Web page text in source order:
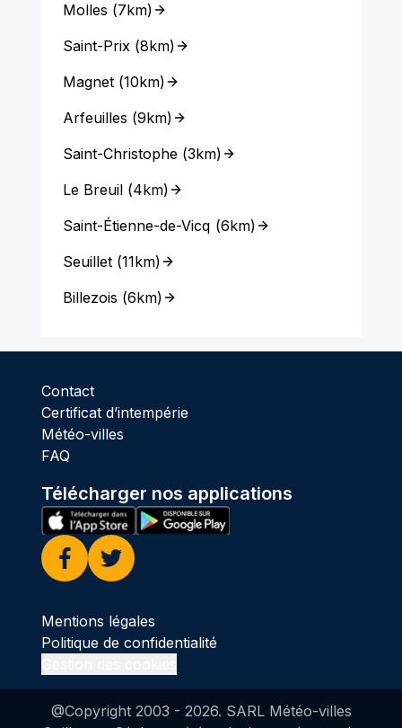
Molles (7km)
Saint-Prix(8km)
Magnet(10km)
Arfeuilles (9km)
Saint-Christophe(3km)
Le Breuil(4km)
Saint-Étienne-de-Vicq (6km)
Seuillet(11km)
Billezois (6km)
Contact
Certificat d’intempérie
Météo-villes
FAQ
Télécharger nos applications
Facebook
Twitter
Mentions légales
Politique de confidentialité
@Copyright 2003 - 2026. SARL Météo-villes